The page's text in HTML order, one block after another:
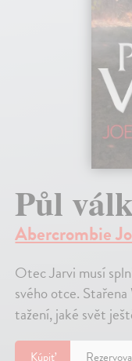
Půl
Abercrombie
Otec Jarvi musí
svého otce.
tažení, jaké svět
Kúpiť